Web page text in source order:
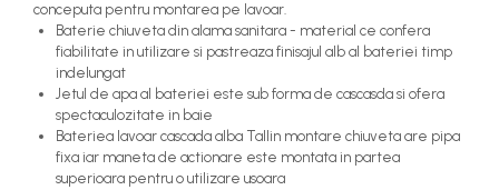
conceputa pentru montarea pe lavoar.
Baterie chiuveta din alama sanitara - material ce confera
fiabilitate in utilizare si pastreaza finisajul alb al bateriei timp
indelungat
Jetul de apa al bateriei este sub forma de cascasda si ofera
spectaculozitate in baie
Bateriea lavoar cascada alba Tallin montare chiuveta are pipa
fixa iar maneta de actionare este montata in partea
superioara pentru o utilizare usoara